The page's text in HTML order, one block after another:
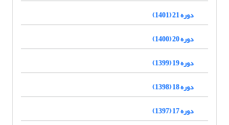
دوره 21 (1401)
دوره 20 (1400)
دوره 19 (1399)
دوره 18 (1398)
دوره 17 (1397)